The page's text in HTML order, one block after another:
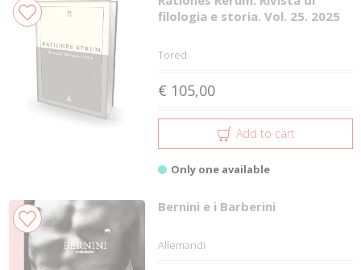
filologia e storia. Vol. 25. 2025
Tored
€ 105,00
Add to cart
Only one available
Bernini e i Barberini
Allemandi